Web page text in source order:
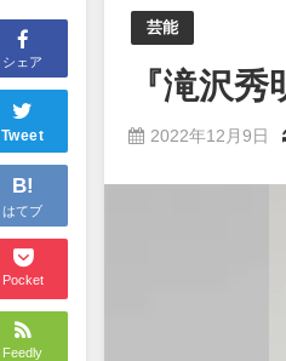
シェア
Tweet
B!
はてブ
Pocket
Feedly
芸能
『滝沢
2022年12月9日